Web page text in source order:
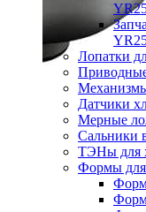
Лопатки
Датчики
Мерные
Сальники
ТЭНы для
Формы для